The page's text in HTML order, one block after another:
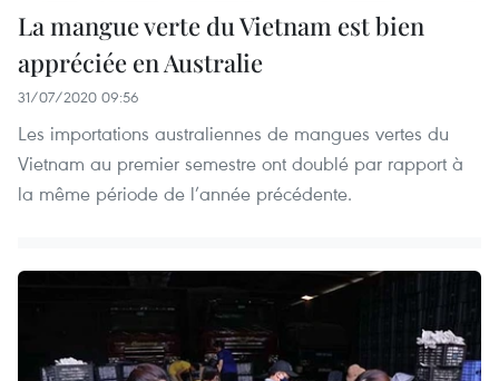
La mangue verte du Vietnam est bien
appréciée en Australie
31/07/2020 09:56
Les importations australiennes de mangues vertes du
Vietnam au premier semestre ont doublé par rapport à
la même période de l’année précédente.